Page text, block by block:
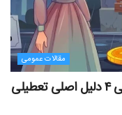
مقالات عمومی
پایان تلخ پروژه‌های میلیون دلاری؛ بررسی ۴ دلیل اصلی تعطیلی